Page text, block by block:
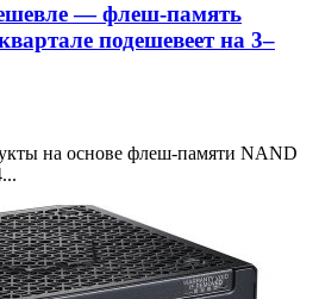
— флеш-память
подешевеет на 3–
на основе флеш-памяти NAND